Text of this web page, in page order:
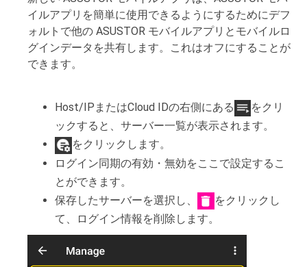
イルアプリを簡単に使用できるようにするためにデフ
ォルトで他の ASUSTOR モバイルアプリとモバイルロ
グインデータを共有します。これはオフにすることが
できます。
Host/IPまたはCloud IDの右側にある
をクリ
ックすると、サーバー一覧が表示されます。
をクリックします。
ログイン同期の有効・無効をここで設定するこ
とができます。
保存したサーバーを選択し、
をクリックし
て、ログイン情報を削除します。